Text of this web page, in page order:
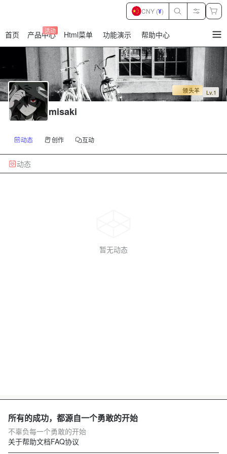
首页 产品中心
活动 Html菜单 功能演示 帮助中心
CNY (¥)
领头羊 Lv.1
misaki
动态 创作 互动
动态
暂无动态
所有的成功，都源自一个勇敢的开始
不辜负每一个勇敢的开始
关于帮助文档FAQ协议